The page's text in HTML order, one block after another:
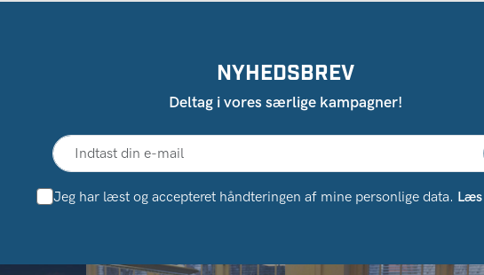
NYHEDSBREV
Deltag i vores særlige kampagner!
Jeg har læst og accepteret håndteringen af ​​mine personlige data.